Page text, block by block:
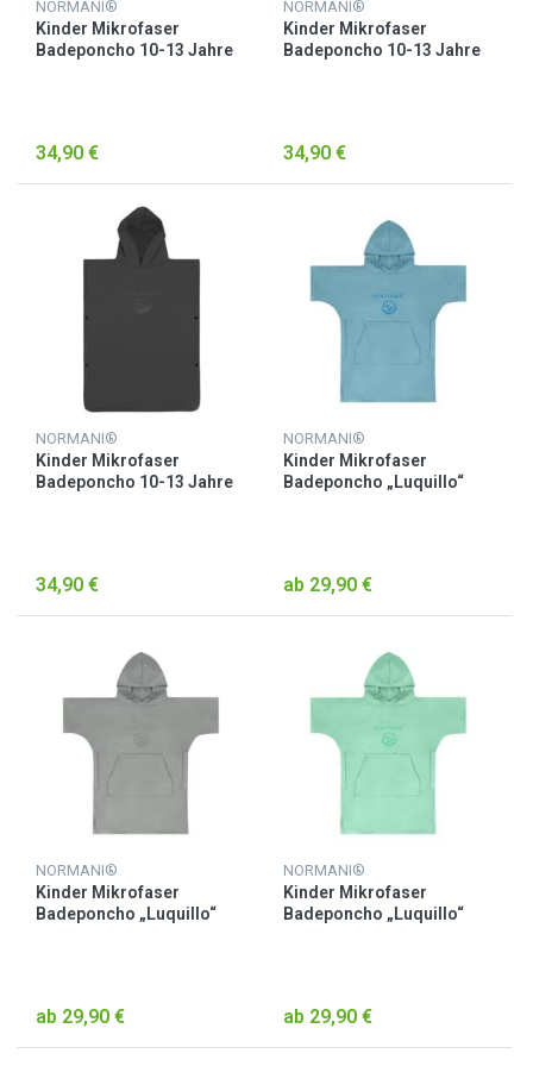
NORMANI®
Kinder Mikrofaser
Badeponcho 10-13 Jahre
34,90 €
NORMANI®
Kinder Mikrofaser
Badeponcho 10-13 Jahre
34,90 €
NORMANI®
Kinder Mikrofaser
Badeponcho 10-13 Jahre
34,90 €
NORMANI®
Kinder Mikrofaser
Badeponcho „Luquillo“
ab 29,90 €
NORMANI®
Kinder Mikrofaser
Badeponcho „Luquillo“
ab 29,90 €
NORMANI®
Kinder Mikrofaser
Badeponcho „Luquillo“
ab 29,90 €